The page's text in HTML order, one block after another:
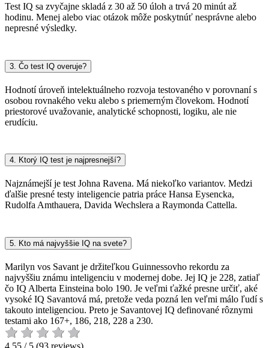
Test IQ sa zvyčajne skladá z 30 až 50 úloh a trvá 20 minút až
hodinu. Menej alebo viac otázok môže poskytnúť nesprávne alebo
nepresné výsledky.
3. Čo test IQ overuje?
Hodnotí úroveň intelektuálneho rozvoja testovaného v porovnaní s
osobou rovnakého veku alebo s priemerným človekom. Hodnotí
priestorové uvažovanie, analytické schopnosti, logiku, ale nie
erudíciu.
4. Ktorý IQ test je najpresnejší?
Najznámejší je test Johna Ravena. Má niekoľko variantov. Medzi
ďalšie presné testy inteligencie patria práce Hansa Eysencka,
Rudolfa Amthauera, Davida Wechslera a Raymonda Cattella.
5. Kto má najvyššie IQ na svete?
Marilyn vos Savant je držiteľkou Guinnessovho rekordu za
najvyššiu známu inteligenciu v modernej dobe. Jej IQ je 228, zatiaľ
čo IQ Alberta Einsteina bolo 190. Je veľmi ťažké presne určiť, aké
vysoké IQ Savantová má, pretože veda pozná len veľmi málo ľudí s
takouto inteligenciou. Preto je Savantovej IQ definované rôznymi
testami ako 167+, 186, 218, 228 a 230.